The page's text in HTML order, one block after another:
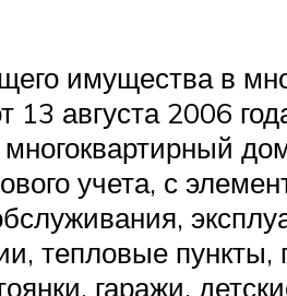
имущества в
августа 2006
учета, с
тепловые
гаражи,